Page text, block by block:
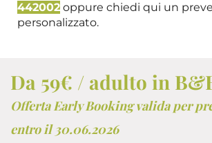
442002 oppure chiedi qui un
personalizzato.
Da 59€ / adulto in
Offerta Early Booking valida per
entro il 30.06.2026